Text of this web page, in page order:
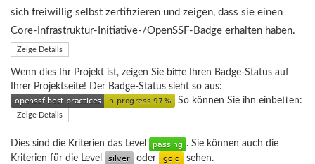
sich freiwillig selbst zertifizieren und zeigen, dass sie einen
Core-Infrastruktur-Initiative-/OpenSSF-Badge erhalten haben.
Zeige Details
Wenn dies Ihr Projekt ist, zeigen Sie bitte Ihren Badge-Status auf
Ihrer Projektseite! Der Badge-Status sieht so aus:
So können Sie ihn einbetten:
Zeige Details
Dies sind die Kriterien das Level
. Sie können auch die
Kriterien für die Level
oder sehen.